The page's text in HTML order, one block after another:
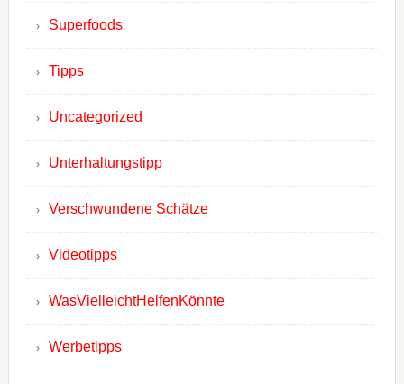
Superfoods
Tipps
Uncategorized
Unterhaltungstipp
Verschwundene Schätze
Videotipps
WasVielleichtHelfenKönnte
Werbetipps